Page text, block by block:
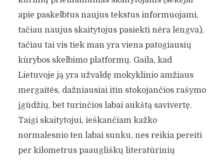
apie paskelbtus naujus tekstus informuojami,
tačiau naujus skaitytojus pasiekti nėra lengva),
tačiau tai vis tiek man yra viena patogiausių
kūrybos skelbimo platformų. Gaila, kad
Lietuvoje ją yra užvaldę mokyklinio amžiaus
mergaitės, dažniausiai itin stokojančios rašymo
įgūdžių, bet turinčios labai aukštą savivertę.
Taigi skaitytojui, ieškančiam kažko
normalesnio ten labai sunku, nes reikia pereiti
per kilometrus paaugliškų literatūrinių